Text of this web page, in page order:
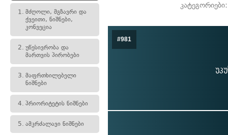
1. მძღოლი, მგზავრი და
ქვეითი, ნიშნები,
კონვეცია
2. უწესივრობა და
მართვის პირობები
3. მაფრთხილებელი
ნიშნები
4. პრიორიტეტის ნიშნები
5. ამკრძალავი ნიშნები
#981